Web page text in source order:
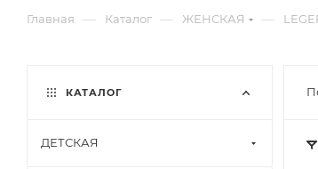
Главная — Каталог — ЖЕНСКАЯ —
КАТАЛОГ
ДЕТСКАЯ